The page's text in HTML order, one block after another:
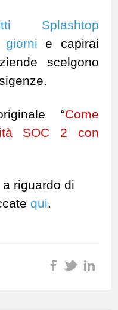
Splashtop
e capirai
scelgono
“Come
SOC 2 con
riguardo di
qui.